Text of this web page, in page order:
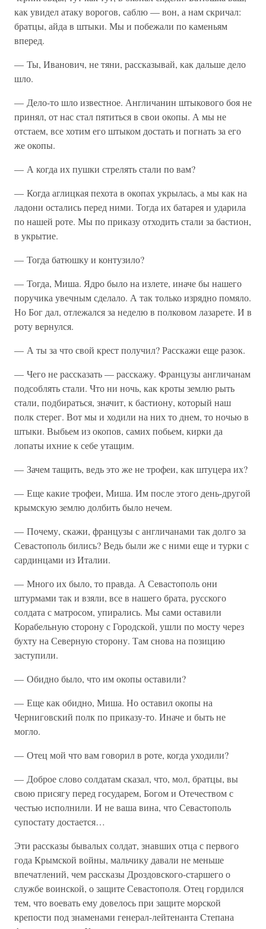
как увидел атаку ворогов, саблю — вон, а нам скричал:
братцы, айда в штыки. Мы и побежали по каменьям
вперед.
— Ты, Иванович, не тяни, рассказывай, как дальше дело
шло.
— Дело-то шло известное. Англичанин штыкового боя не
принял, от нас стал пятиться в свои окопы. А мы не
отстаем, все хотим его штыком достать и погнать за его
же окопы.
— А когда их пушки стрелять стали по вам?
— Когда аглицкая пехота в окопах укрылась, а мы как на
ладони остались перед ними. Тогда их батарея и ударила
по нашей роте. Мы по приказу отходить стали за бастион,
в укрытие.
— Тогда батюшку и контузило?
— Тогда, Миша. Ядро было на излете, иначе бы нашего
поручика увечным сделало. А так только изрядно помяло.
Но Бог дал, отлежался за неделю в полковом лазарете. И в
роту вернулся.
— А ты за что свой крест получил? Расскажи еще разок.
— Чего не рассказать — расскажу. Французы англичанам
подсоблять стали. Что ни ночь, как кроты землю рыть
стали, подбираться, значит, к бастиону, который наш
полк стерег. Вот мы и ходили на них то днем, то ночью в
штыки. Выбьем из окопов, самих побьем, кирки да
лопаты ихние к себе утащим.
— Зачем тащить, ведь это же не трофеи, как штуцера их?
— Еще какие трофеи, Миша. Им после этого день-другой
крымскую землю долбить было нечем.
— Почему, скажи, французы с англичанами так долго за
Севастополь бились? Ведь были же с ними еще и турки с
сардинцами из Италии.
— Много их было, то правда. А Севастополь они
штурмами так и взяли, все в нашего брата, русского
солдата с матросом, упирались. Мы сами оставили
Корабельную сторону с Городской, ушли по мосту через
бухту на Северную сторону. Там снова на позицию
заступили.
— Обидно было, что им окопы оставили?
— Еще как обидно, Миша. Но оставил окопы на
Черниговский полк по приказу-то. Иначе и быть не
могло.
— Отец мой что вам говорил в роте, когда уходили?
— Доброе слово солдатам сказал, что, мол, братцы, вы
свою присягу перед государем, Богом и Отечеством с
честью исполнили. И не ваша вина, что Севастополь
супостату достается…
Эти рассказы бывалых солдат, знавших отца с первого
года Крымской войны, мальчику давали не меньше
впечатлений, чем рассказы Дроздовского-старшего о
службе воинской, о защите Севастополя. Отец гордился
тем, что воевать ему довелось при защите морской
крепости под знаменами генерал-лейтенанта Степана